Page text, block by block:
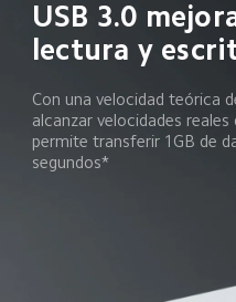
USB 3.0
lectura y
Con una velocidad teórica
alcanzar velocidades
permite transferir 1GB de
segundos*